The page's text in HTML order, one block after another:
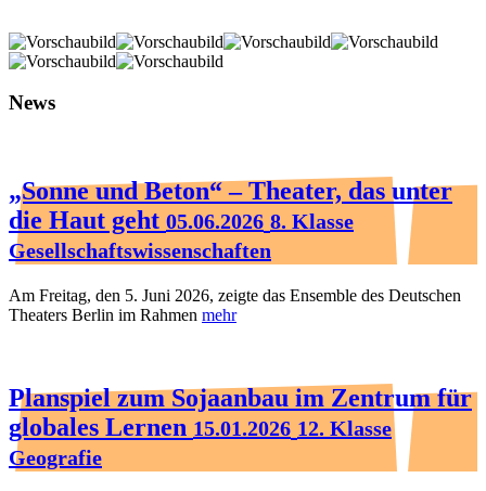
News
„Sonne und Beton“ – Theater, das unter
die Haut geht 05.06.2026 8. Klasse
Gesellschaftswissenschaften
Am Freitag, den 5. Juni 2026, zeigte das Ensemble des Deutschen
Theaters Berlin im Rahmen mehr
Planspiel zum Sojaanbau im Zentrum für
globales Lernen 15.01.2026 12. Klasse
Geografie